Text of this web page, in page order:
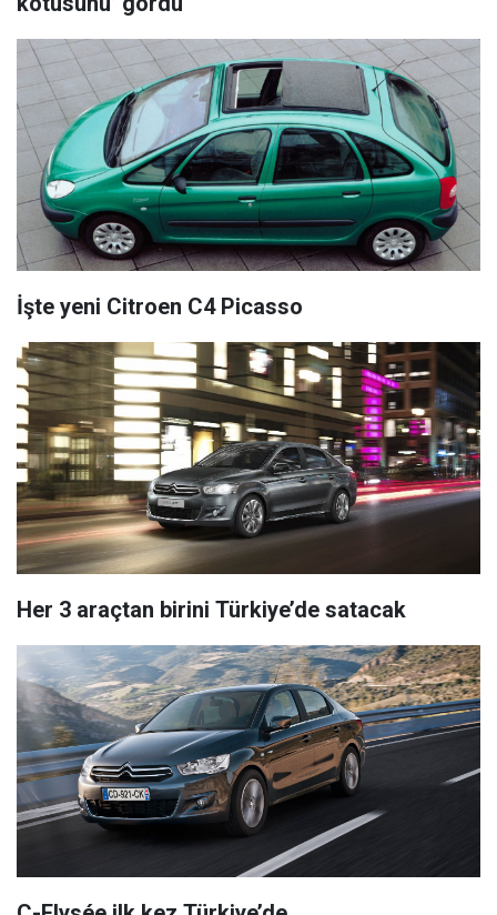
İşte yeni Citroen C4 Picasso
Her 3 araçtan birini Türkiye’de satacak